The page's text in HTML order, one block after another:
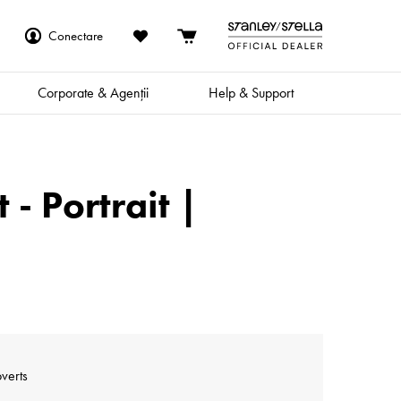
Conectare
Corporate & Agenții Help & Support
- Portrait |